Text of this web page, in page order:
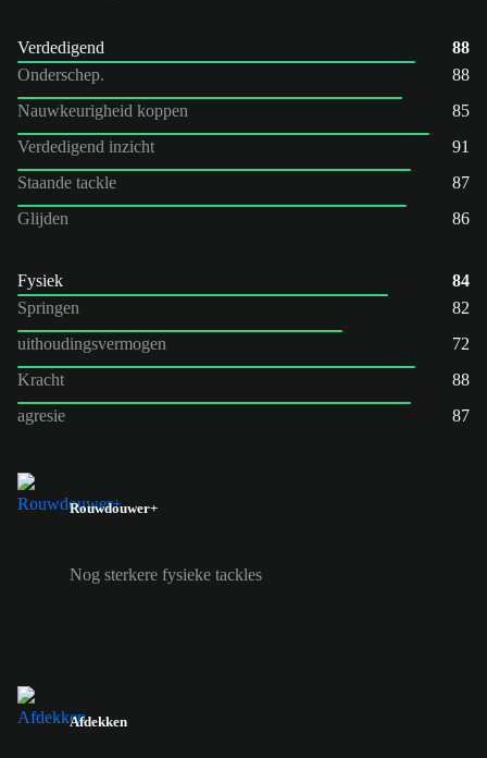
Verdedigend
88
Onderschep.
88
Nauwkeurigheid koppen
85
Verdedigend inzicht
91
Staande tackle
87
Glijden
86
Fysiek
84
Springen
82
uithoudingsvermogen
72
Kracht
88
agresie
87
Rouwdouwer+
Nog sterkere fysieke tackles
Afdekken